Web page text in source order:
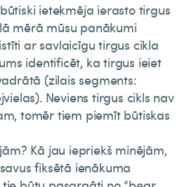
ietekmēja ierasto tirgus
mērā mūsu panākumi
ar savlaicīgu tirgus cikla
identificēt, ka tirgus ieiet
(zilais segments:
Neviens tirgus cikls nav
tomēr tiem piemīt būtiskas
Kā jau iepriekš minējām,
fiksētā ienākuma